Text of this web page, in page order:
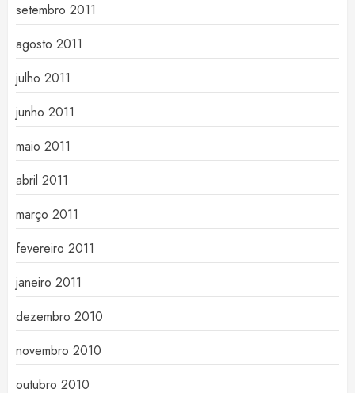
setembro 2011
agosto 2011
julho 2011
junho 2011
maio 2011
abril 2011
março 2011
fevereiro 2011
janeiro 2011
dezembro 2010
novembro 2010
outubro 2010